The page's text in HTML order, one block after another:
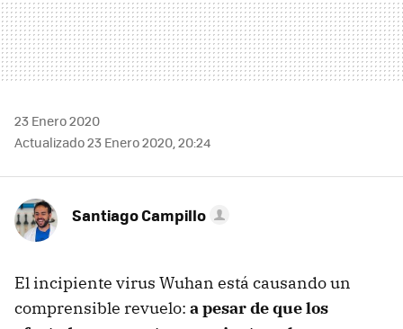
23 Enero 2020
Actualizado 23 Enero 2020, 20:24
Santiago Campillo
El incipiente virus Wuhan está causando un
comprensible revuelo: a pesar de que los